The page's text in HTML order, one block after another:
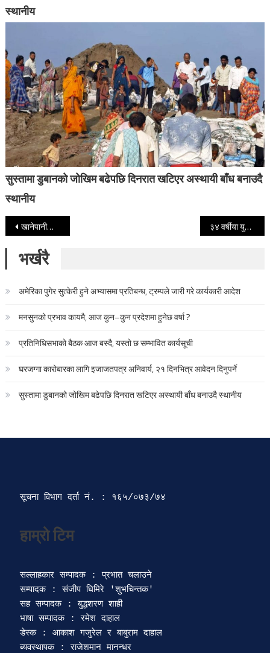
स्थानीय
सुस्तामा डुबानको जोखिम बढेपछि दिनरात खटिएर अस्थायी बाँध बनाउदै
स्थानीय
Post navigation
खानेपानीको ट्यांकीमा एक किशोर मृत फेला ३४ वर्षीया युवती बनिन् फिनल्याण्डको प्रधानमन्त्री
भर्खरै
अमेरिका पुगेर सुत्केरी हुने अभ्यासमा प्रतिबन्ध, ट्रम्पले जारी गरे कार्यकारी आदेश
मनसुनको प्रभाव कायमै, आज कुन–कुन प्रदेशमा हुनेछ वर्षा ?
प्रतिनिधिसभाको बैठक आज बस्दै, यस्तो छ सम्भावित कार्यसूची
घरजग्गा कारोबारका लागि इजाजतपत्र अनिवार्य, २१ दिनभित्र आवेदन दिनुपर्ने
सुस्तामा डुबानको जोखिम बढेपछि दिनरात खटिएर अस्थायी बाँध बनाउदै स्थानीय
सूचना विभाग दर्ता‍ नं. : १६५/०७३/७४
हाम्रो टिम
सल्लाहकार सम्पादक : प्रभात चलाउने
सम्पादक : संजीप घिमिरे 'शुभचिन्तक'
सह सम्पादक : बुद्धशरण शाही
भाषा सम्पादक : रमेश दाहाल
डेस्क : आकाश गजुरेल र बाबुराम दाहाल
ब्यवस्थापक : राजेशमान मानन्धर